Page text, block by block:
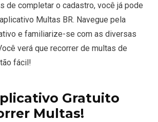
de completar o cadastro, você já pode
Multas BR. Navegue pela
e familiarize-se com as diversas
verá que recorrer de multas de
fácil!
Gratuito
Multas!